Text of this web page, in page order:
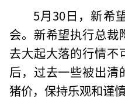
5月30日，新希
会。新希望执行总裁
去大起大落的行情不
后，过去一些被出清
猪价，保持乐观和谨慎